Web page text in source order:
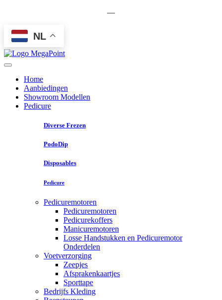
—
NL
Home
Aanbiedingen
Showroom Modellen
Pedicure
Diverse Frezen
PodoDip
Disposables
Pedicure
Pedicuremotoren
Pedicuremotoren
Pedicurekoffers
Manicuremotoren
Losse Handstukken en Pedicuremotor
Onderdelen
Voetverzorging
Zeepjes
Afsprakenkaartjes
Sporttape
Bedrijfs Kleding